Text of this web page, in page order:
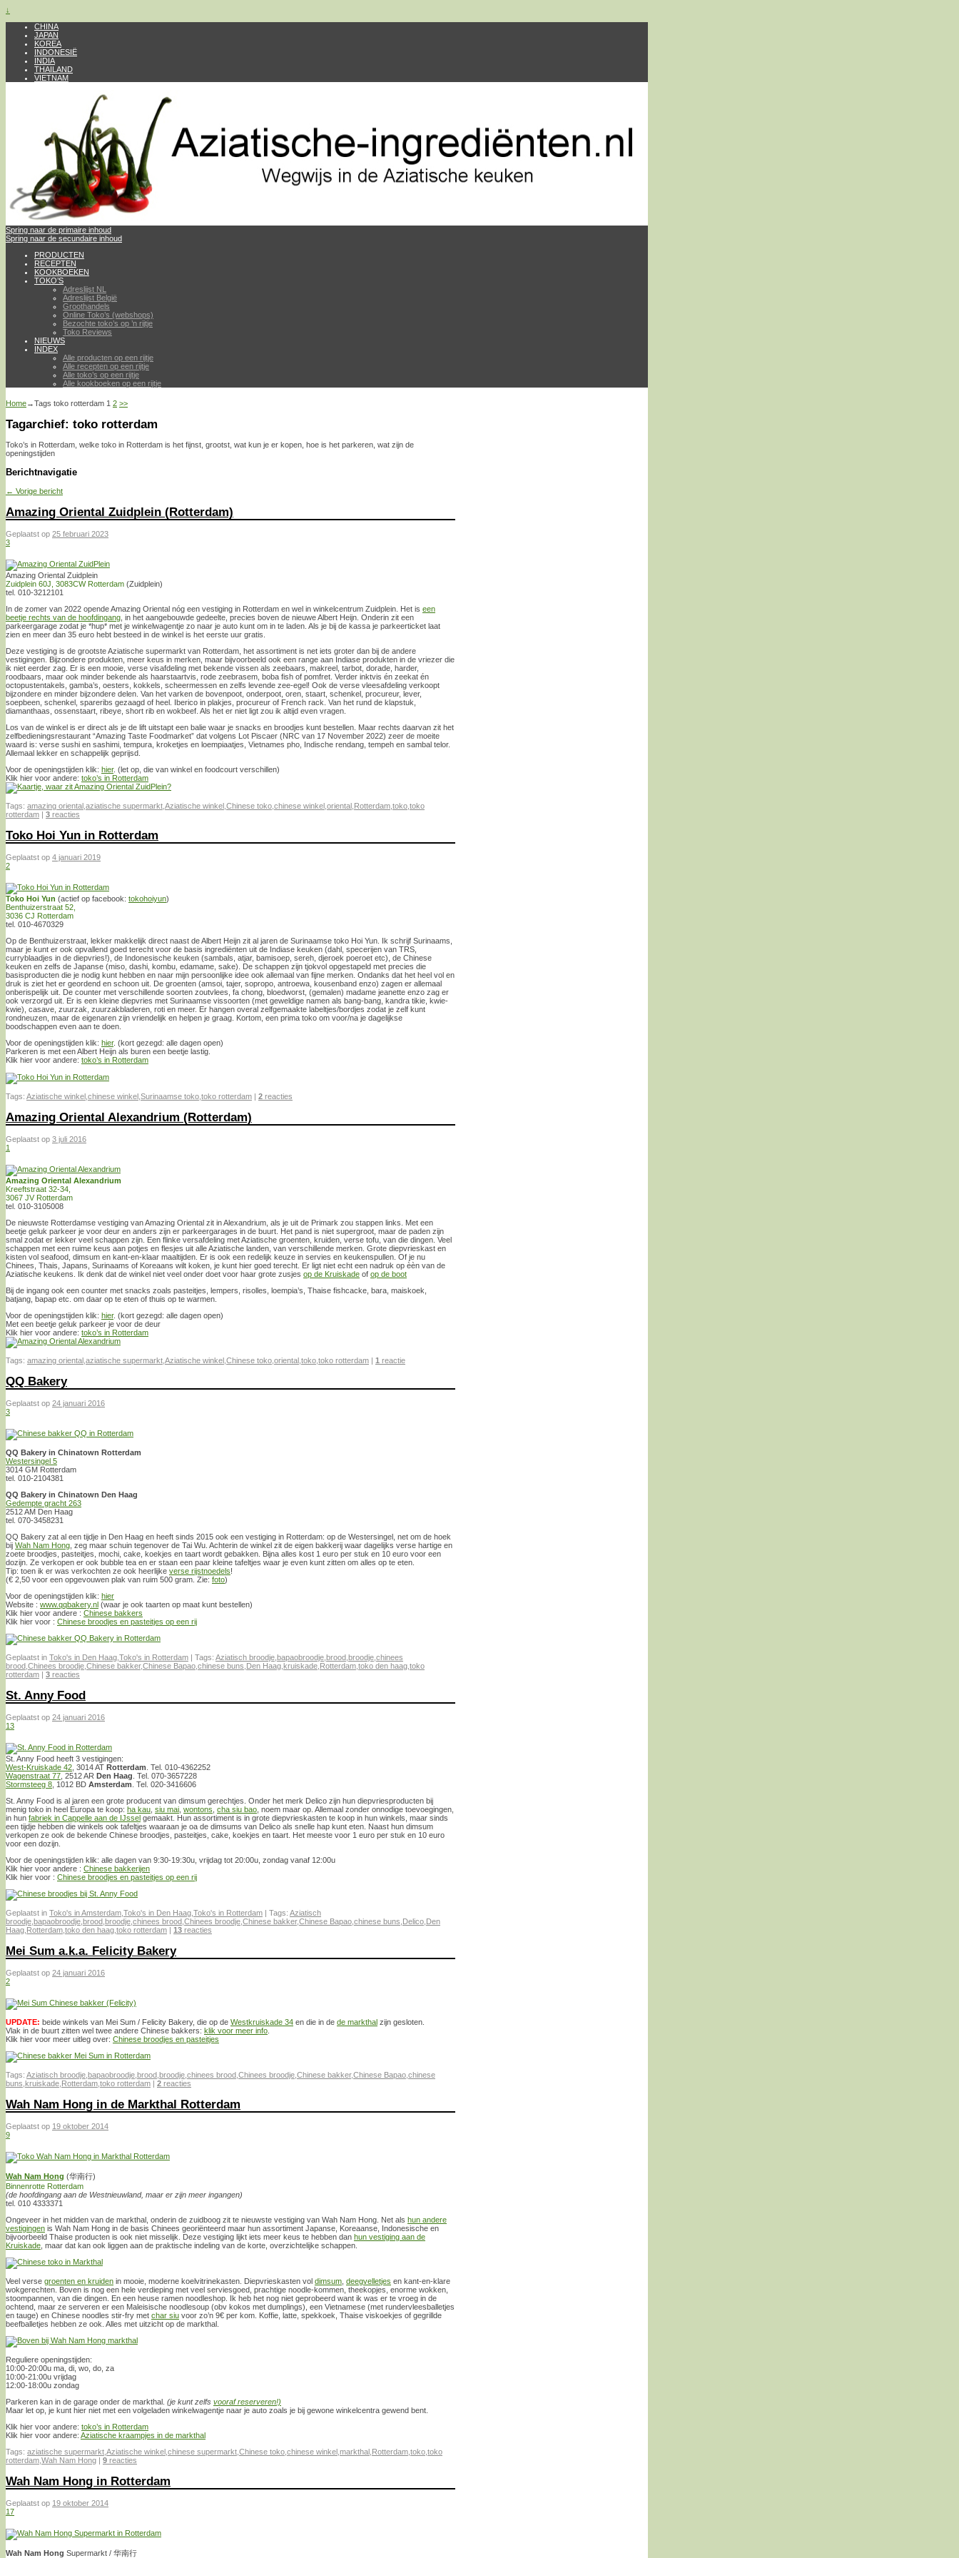
↓
CHINA
JAPAN
KOREA
INDONESIË
INDIA
THAILAND
VIETNAM
Spring naar de primaire inhoud
Spring naar de secundaire inhoud
PRODUCTEN
RECEPTEN
KOOKBOEKEN
TOKO’S
Adreslijst NL
Adreslijst België
Groothandels
Online Toko’s (webshops)
Bezochte toko’s op ’n rijtje
Toko Reviews
NIEUWS
INDEX
Alle producten op een rijtje
Alle recepten op een rijtje
Alle toko’s op een rijtje
Alle kookboeken op een rijtje
Home→Tags toko rotterdam 1 2 >>
Tagarchief: toko rotterdam
Toko’s in Rotterdam, welke toko in Rotterdam is het fijnst, grootst, wat kun je er kopen, hoe is het parkeren, wat zijn de
openingstijden
Berichtnavigatie
← Vorige bericht
Amazing Oriental Zuidplein (Rotterdam)
Geplaatst op 25 februari 2023
3
Amazing Oriental Zuidplein
Zuidplein 60J, 3083CW Rotterdam (Zuidplein)
tel. 010-3212101
In de zomer van 2022 opende Amazing Oriental nóg een vestiging in Rotterdam en wel in winkelcentrum Zuidplein. Het is een
beetje rechts van de hoofdingang , in het aangebouwde gedeelte, precies boven de nieuwe Albert Heijn. Onderin zit een
parkeergarage zodat je *hup* met je winkelwagentje zo naar je auto kunt om in te laden. Als je bij de kassa je parkeerticket laat
zien en meer dan 35 euro hebt besteed in de winkel is het eerste uur gratis.
Deze vestiging is de grootste Aziatische supermarkt van Rotterdam, het assortiment is net iets groter dan bij de andere
vestigingen. Bijzondere produkten, meer keus in merken, maar bijvoorbeeld ook een range aan Indiase produkten in de vriezer die
ik niet eerder zag. Er is een mooie, verse visafdeling met bekende vissen als zeebaars, makreel, tarbot, dorade, harder,
roodbaars, maar ook minder bekende als haarstaartvis, rode zeebrasem, boba fish of pomfret. Verder inktvis én zeekat én
octopustentakels, gamba’s, oesters, kokkels, scheermessen en zelfs levende zee-egel! Ook de verse vleesafdeling verkoopt
bijzondere en minder bijzondere delen. Van het varken de bovenpoot, onderpoot, oren, staart, schenkel, procureur, lever,
soepbeen, schenkel, spareribs gezaagd of heel. Iberico in plakjes, procureur of French rack. Van het rund de klapstuk,
diamanthaas, ossenstaart, ribeye, short rib en wokbeef. Als het er niet ligt zou ik altijd even vragen.
Los van de winkel is er direct als je de lift uitstapt een balie waar je snacks en broodjes kunt bestellen. Maar rechts daarvan zit het
zelfbedieningsrestaurant “Amazing Taste Foodmarket” dat volgens Lot Piscaer (NRC van 17 November 2022) zeer de moeite
waard is: verse sushi en sashimi, tempura, kroketjes en loempiaatjes, Vietnames pho, Indische rendang, tempeh en sambal telor.
Allemaal lekker en schappelijk geprijsd.
Voor de openingstijden klik: hier. (let op, die van winkel en foodcourt verschillen)
Klik hier voor andere: toko’s in Rotterdam
Tags: amazing oriental aziatische supermarkt Aziatische winkel Chinese toko chinese winkel oriental Rotterdam toko toko
rotterdam | 3 reacties
Toko Hoi Yun in Rotterdam
Geplaatst op 4 januari 2019
2
Toko Hoi Yun (actief op facebook: tokohoiyun)
Benthuizerstraat 52,
3036 CJ Rotterdam
tel. 010-4670329
Op de Benthuizerstraat, lekker makkelijk direct naast de Albert Heijn zit al jaren de Surinaamse toko Hoi Yun. Ik schrijf Surinaams,
maar je kunt er ook opvallend goed terecht voor de basis ingrediënten uit de Indiase keuken (dahl, specerijen van TRS,
curryblaadjes in de diepvries!), de Indonesische keuken (sambals, atjar, bamisoep, sereh, djeroek poeroet etc), de Chinese
keuken en zelfs de Japanse (miso, dashi, kombu, edamame, sake). De schappen zijn tjokvol opgestapeld met precies die
basisproducten die je nodig kunt hebben en naar mijn persoonlijke idee ook allemaal van fijne merken. Ondanks dat het heel vol en
druk is ziet het er geordend en schoon uit. De groenten (amsoi, tajer, sopropo, antroewa, kousenband enzo) zagen er allemaal
onberispelijk uit. De counter met verschillende soorten zoutvlees, fa chong, bloedworst, (gemalen) madame jeanette enzo zag er
ook verzorgd uit. Er is een kleine diepvries met Surinaamse vissoorten (met geweldige namen als bang-bang, kandra tikie, kwie-
kwie), casave, zuurzak, zuurzakbladeren, roti en meer. Er hangen overal zelfgemaakte labeltjes/bordjes zodat je zelf kunt
rondneuzen, maar de eigenaren zijn vriendelijk en helpen je graag. Kortom, een prima toko om voor/na je dagelijkse
boodschappen even aan te doen.
Voor de openingstijden klik: hier. (kort gezegd: alle dagen open)
Parkeren is met een Albert Heijn als buren een beetje lastig.
Klik hier voor andere: toko’s in Rotterdam
Tags: Aziatische winkel chinese winkel Surinaamse toko toko rotterdam | 2 reacties
Amazing Oriental Alexandrium (Rotterdam)
Geplaatst op 3 juli 2016
1
Amazing Oriental Alexandrium
Kreeftstraat 32-34,
3067 JV Rotterdam
tel. 010-3105008
De nieuwste Rotterdamse vestiging van Amazing Oriental zit in Alexandrium, als je uit de Primark zou stappen links. Met een
beetje geluk parkeer je voor deur en anders zijn er parkeergarages in de buurt. Het pand is niet supergroot, maar de paden zijn
smal zodat er lekker veel schappen zijn. Een flinke versafdeling met Aziatische groenten, kruiden, verse tofu, van die dingen. Veel
schappen met een ruime keus aan potjes en flesjes uit alle Aziatische landen, van verschillende merken. Grote diepvrieskast en
kisten vol seafood, dimsum en kant-en-klaar maaltijden. Er is ook een redelijk keuze in servies en keukenspullen. Of je nu
Chinees, Thais, Japans, Surinaams of Koreaans wilt koken, je kunt hier goed terecht. Er ligt niet echt een nadruk op èèn van de
Aziatische keukens. Ik denk dat de winkel niet veel onder doet voor haar grote zusjes op de Kruiskade of op de boot
Bij de ingang ook een counter met snacks zoals pasteitjes, lempers, risolles, loempia’s, Thaise fishcacke, bara, maiskoek,
batjang, bapap etc. om daar op te eten of thuis op te warmen.
Voor de openingstijden klik: hier. (kort gezegd: alle dagen open)
Met een beetje geluk parkeer je voor de deur
Klik hier voor andere: toko’s in Rotterdam
Tags: amazing oriental aziatische supermarkt Aziatische winkel Chinese toko oriental toko toko rotterdam | 1 reactie
QQ Bakery
Geplaatst op 24 januari 2016
3
QQ Bakery in Chinatown Rotterdam
Westersingel 5
3014 GM Rotterdam
tel. 010-2104381
QQ Bakery in Chinatown Den Haag
Gedempte gracht 263
2512 AM Den Haag
tel. 070-3458231
QQ Bakery zat al een tijdje in Den Haag en heeft sinds 2015 ook een vestiging in Rotterdam: op de Westersingel, net om de hoek
bij Wah Nam Hong , zeg maar schuin tegenover de Tai Wu. Achterin de winkel zit de eigen bakkerij waar dagelijks verse hartige en
zoete broodjes, pasteitjes, mochi, cake, koekjes en taart wordt gebakken. Bijna alles kost 1 euro per stuk en 10 euro voor een
dozijn. Ze verkopen er ook bubble tea en er staan een paar kleine tafeltjes waar je even kunt zitten om alles op te eten.
Tip: toen ik er was verkochten ze ook heerlijke verse rijstnoedels!
(€ 2,50 voor een opgevouwen plak van ruim 500 gram. Zie: foto)
Voor de openingstijden klik: hier
Website : www.qqbakery.nl (waar je ook taarten op maat kunt bestellen)
Klik hier voor andere : Chinese bakkers
Klik hier voor : Chinese broodjes en pasteitjes op een rij
Geplaatst in Toko's in Den Haag Toko's in Rotterdam | Tags: Aziatisch broodje bapaobroodje brood broodje chinees
brood Chinees broodje Chinese bakker,Chinese Bapao chinese buns Den Haag kruiskade Rotterdam toko den haag toko
rotterdam | 3 reacties
St. Anny Food
Geplaatst op 24 januari 2016
13
St. Anny Food heeft 3 vestigingen:
West-Kruiskade 42 , 3014 AT Rotterdam . Tel. 010-4362252
Wagenstraat 77 , 2512 AR Den Haag . Tel. 070-3657228
Stormsteeg 8 , 1012 BD Amsterdam . Tel. 020-3416606
St. Anny Food is al jaren een grote producent van dimsum gerechtjes. Onder het merk Delico zijn hun diepvriesproducten bij
menig toko in heel Europa te koop: ha kau siu mai wontons cha siu bao , noem maar op. Allemaal zonder onnodige toevoegingen,
in hun fabriek in Cappelle aan de IJssel gemaakt. Hun assortiment is in grote diepvrieskasten te koop in hun winkels, maar sinds
een tijdje hebben die winkels ook tafeltjes waaraan je oa de dimsums van Delico als snelle hap kunt eten. Naast hun dimsum
verkopen ze ook de bekende Chinese broodjes, pasteitjes, cake, koekjes en taart. Het meeste voor 1 euro per stuk en 10 euro
voor een dozijn.
Voor de openingstijden klik: alle dagen van 9:30-19:30u, vrijdag tot 20:00u, zondag vanaf 12:00u
Klik hier voor andere : Chinese bakkerijen
Klik hier voor : Chinese broodjes en pasteitjes op een rij
Geplaatst in Toko's in Amsterdam Toko's in Den Haag Toko's in Rotterdam | Tags: Aziatisch
broodje bapaobroodje brood broodje chinees brood Chinees broodje Chinese bakker,Chinese Bapao chinese buns Delico Den
Haag Rotterdam toko den haag toko rotterdam | 13 reacties
Mei Sum a.k.a. Felicity Bakery
Geplaatst op 24 januari 2016
2
UPDATE: beide winkels van Mei Sum / Felicity Bakery, die op de Westkruiskade 34 en die in de de markthal zijn gesloten.
Vlak in de buurt zitten wel twee andere Chinese bakkers: klik voor meer info
Klik hier voor meer uitleg over: Chinese broodjes en pasteitjes
Tags: Aziatisch broodje bapaobroodje brood broodje chinees brood Chinees broodje Chinese bakker,Chinese Bapao chinese
buns kruiskade Rotterdam toko rotterdam | 2 reacties
Wah Nam Hong in de Markthal Rotterdam
Geplaatst op 19 oktober 2014
9
Wah Nam Hong (华南行)
Binnenrotte Rotterdam
(de hoofdingang aan de Westnieuwland, maar er zijn meer ingangen)
tel. 010 4333371
Ongeveer in het midden van de markthal, onderin de zuidboog zit te nieuwste vestiging van Wah Nam Hong. Net als hun andere
vestigingen is Wah Nam Hong in de basis Chinees georiënteerd maar hun assortiment Japanse, Koreaanse, Indonesische en
bijvoorbeeld Thaise producten is ook niet misselijk. Deze vestiging lijkt iets meer keus te hebben dan hun vestiging aan de
Kruiskade , maar dat kan ook liggen aan de praktische indeling van de korte, overzichtelijke schappen.
Veel verse groenten en kruiden in mooie, moderne koelvitrinekasten. Diepvrieskasten vol dimsum deegvelletjes en kant-en-klare
wokgerechten. Boven is nog een hele verdieping met veel serviesgoed, prachtige noodle-kommen, theekopjes, enorme wokken,
stoompannen, van die dingen. En een heuse ramen noodleshop. Ik heb het nog niet geprobeerd want ik was er te vroeg in de
ochtend, maar ze serveren er een Maleisische noodlesoup (obv kokos met dumplings), een Vietnamese (met rundervleesballetjes
en tauge) en Chinese noodles stir-fry met char siu voor zo’n 9€ per kom. Koffie, latte, spekkoek, Thaise viskoekjes of gegrillde
beefballetjes hebben ze ook. Alles met uitzicht op de markthal.
Reguliere openingstijden:
10:00-20:00u ma, di, wo, do, za
10:00-21:00u vrijdag
12:00-18:00u zondag
Parkeren kan in de garage onder de markthal. (je kunt zelfs vooraf reserveren!)
Maar let op, je kunt hier niet met een volgeladen winkelwagentje naar je auto zoals je bij gewone winkelcentra gewend bent.
Klik hier voor andere: toko’s in Rotterdam
Klik hier voor andere: Aziatische kraampjes in de markthal
Tags: aziatische supermarkt Aziatische winkel chinese supermarkt Chinese toko chinese winkel markthal Rotterdam toko toko
rotterdam Wah Nam Hong | 9 reacties
Wah Nam Hong in Rotterdam
Geplaatst op 19 oktober 2014
17
Wah Nam Hong Supermarkt / 华南行